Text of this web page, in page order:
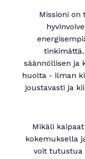
Missioni on
säännöllisen ja
huolta - ilman
joustavasti ja
Mikäli
kokemuksella
voit tutustua